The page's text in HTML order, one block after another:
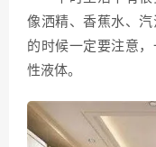
像洒精、香蕉水、
的时候一定要注意
性液体。